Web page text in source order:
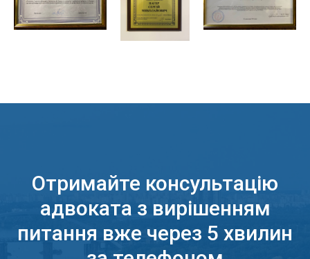
Отримайте консультацію
адвоката з вирішенням
питання вже через 5 хвилин